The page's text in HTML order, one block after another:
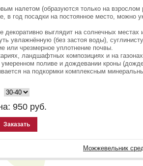
налетом (образуются только на взрослом
в год посадки на постоянное место, можно
выглядит на солнечных местах
увлажнённую (без застоя воды),
или чрезмерное уплотнение почвы.
ландшафтных композициях и на
поливе и дождевании кроны
на подкормки комплексным
950 руб.
Заказать
Можжевельник